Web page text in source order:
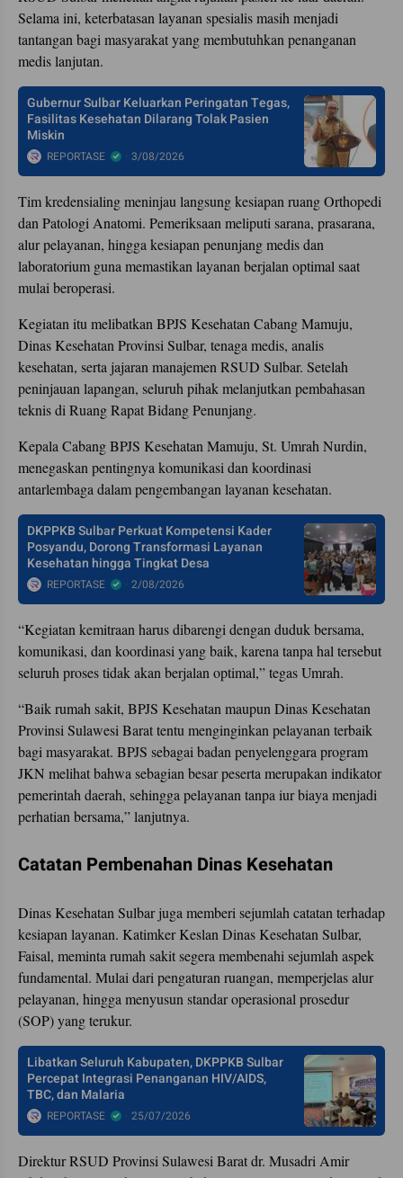
Selama ini, keterbatasan layanan spesialis masih menjadi
tantangan bagi masyarakat yang membutuhkan penanganan
medis lanjutan.
Gubernur Sulbar Keluarkan Peringatan Tegas,
Fasilitas Kesehatan Dilarang Tolak Pasien
Miskin
REPORTASE 3/08/2026
Tim kredensialing meninjau langsung kesiapan ruang Orthopedi
dan Patologi Anatomi. Pemeriksaan meliputi sarana, prasarana,
alur pelayanan, hingga kesiapan penunjang medis dan
laboratorium guna memastikan layanan berjalan optimal saat
mulai beroperasi.
Kegiatan itu melibatkan BPJS Kesehatan Cabang Mamuju,
Dinas Kesehatan Provinsi Sulbar, tenaga medis, analis
kesehatan, serta jajaran manajemen RSUD Sulbar. Setelah
peninjauan lapangan, seluruh pihak melanjutkan pembahasan
teknis di Ruang Rapat Bidang Penunjang.
Kepala Cabang BPJS Kesehatan Mamuju, St. Umrah Nurdin,
menegaskan pentingnya komunikasi dan koordinasi
antarlembaga dalam pengembangan layanan kesehatan.
DKPPKB Sulbar Perkuat Kompetensi Kader
Posyandu, Dorong Transformasi Layanan
Kesehatan hingga Tingkat Desa
REPORTASE 2/08/2026
“Kegiatan kemitraan harus dibarengi dengan duduk bersama,
komunikasi, dan koordinasi yang baik, karena tanpa hal tersebut
seluruh proses tidak akan berjalan optimal,” tegas Umrah.
“Baik rumah sakit, BPJS Kesehatan maupun Dinas Kesehatan
Provinsi Sulawesi Barat tentu menginginkan pelayanan terbaik
bagi masyarakat. BPJS sebagai badan penyelenggara program
JKN melihat bahwa sebagian besar peserta merupakan indikator
pemerintah daerah, sehingga pelayanan tanpa iur biaya menjadi
perhatian bersama,” lanjutnya.
Catatan Pembenahan Dinas Kesehatan
Dinas Kesehatan Sulbar juga memberi sejumlah catatan terhadap
kesiapan layanan. Katimker Keslan Dinas Kesehatan Sulbar,
Faisal, meminta rumah sakit segera membenahi sejumlah aspek
fundamental. Mulai dari pengaturan ruangan, memperjelas alur
pelayanan, hingga menyusun standar operasional prosedur
(SOP) yang terukur.
Libatkan Seluruh Kabupaten, DKPPKB Sulbar
Percepat Integrasi Penanganan HIV/AIDS,
TBC, dan Malaria
REPORTASE 25/07/2026
Direktur RSUD Provinsi Sulawesi Barat dr. Musadri Amir